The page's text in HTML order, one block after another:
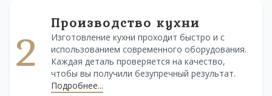
2
Производство кухни
Изготовление кухни проходит быстро и с
использованием современного оборудования.
Каждая деталь проверяется на качество,
чтобы вы получили безупречный результат.
Подробнее...